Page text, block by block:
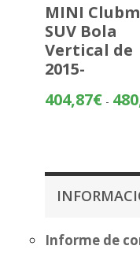
MINI
SUV Bola
Vertical de
2015-
404,87€ -
Informe de